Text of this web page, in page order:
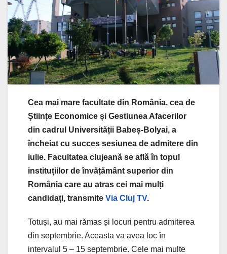
Cea mai mare facultate din România, cea de
Științe Economice și Gestiunea Afacerilor
din cadrul Universității Babeș-Bolyai, a
încheiat cu succes sesiunea de admitere din
iulie. Facultatea clujeană se află în topul
instituțiilor de învățământ superior din
România care au atras cei mai mulți
candidați, transmite Via Cluj TV.
Totuși, au mai rămas și locuri pentru admiterea
din septembrie. Aceasta va avea loc în
intervalul 5 – 15 septembrie. Cele mai multe